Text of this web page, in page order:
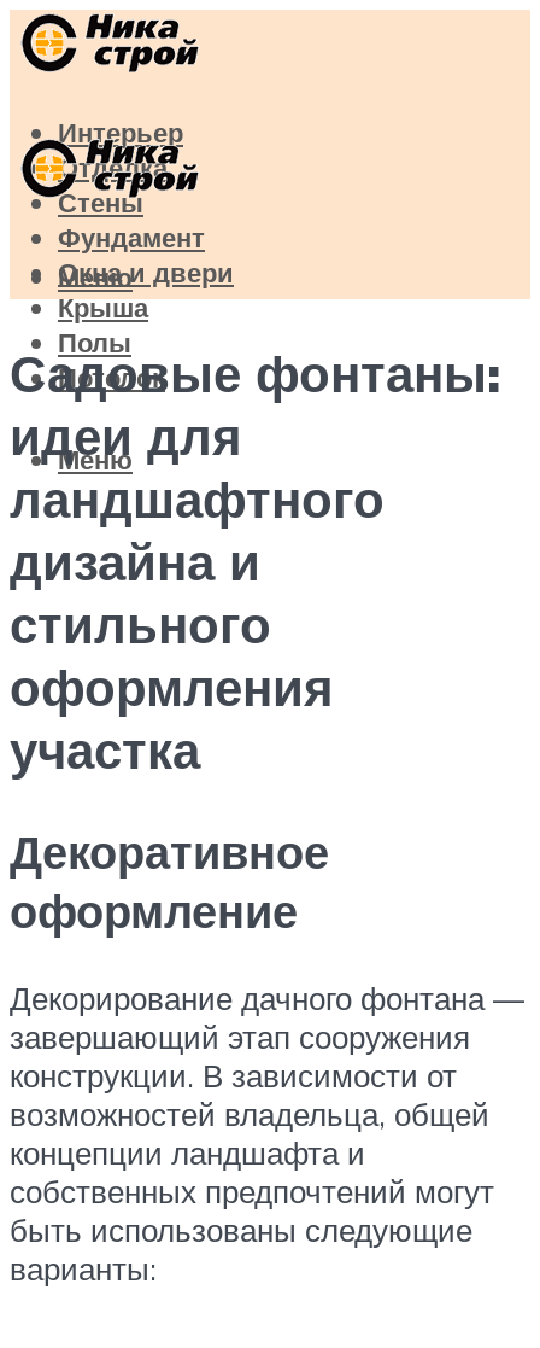
Интерьер
Отделка
Стены
Фундамент
Окна и двери
Крыша
Полы
Потолок
Меню
Меню
Садовые фонтаны:
идеи для
ландшафтного
дизайна и
стильного
оформления
участка
Декоративное
оформление
Декорирование дачного фонтана —
завершающий этап сооружения
конструкции. В зависимости от
возможностей владельца, общей
концепции ландшафта и
собственных предпочтений могут
быть использованы следующие
варианты: